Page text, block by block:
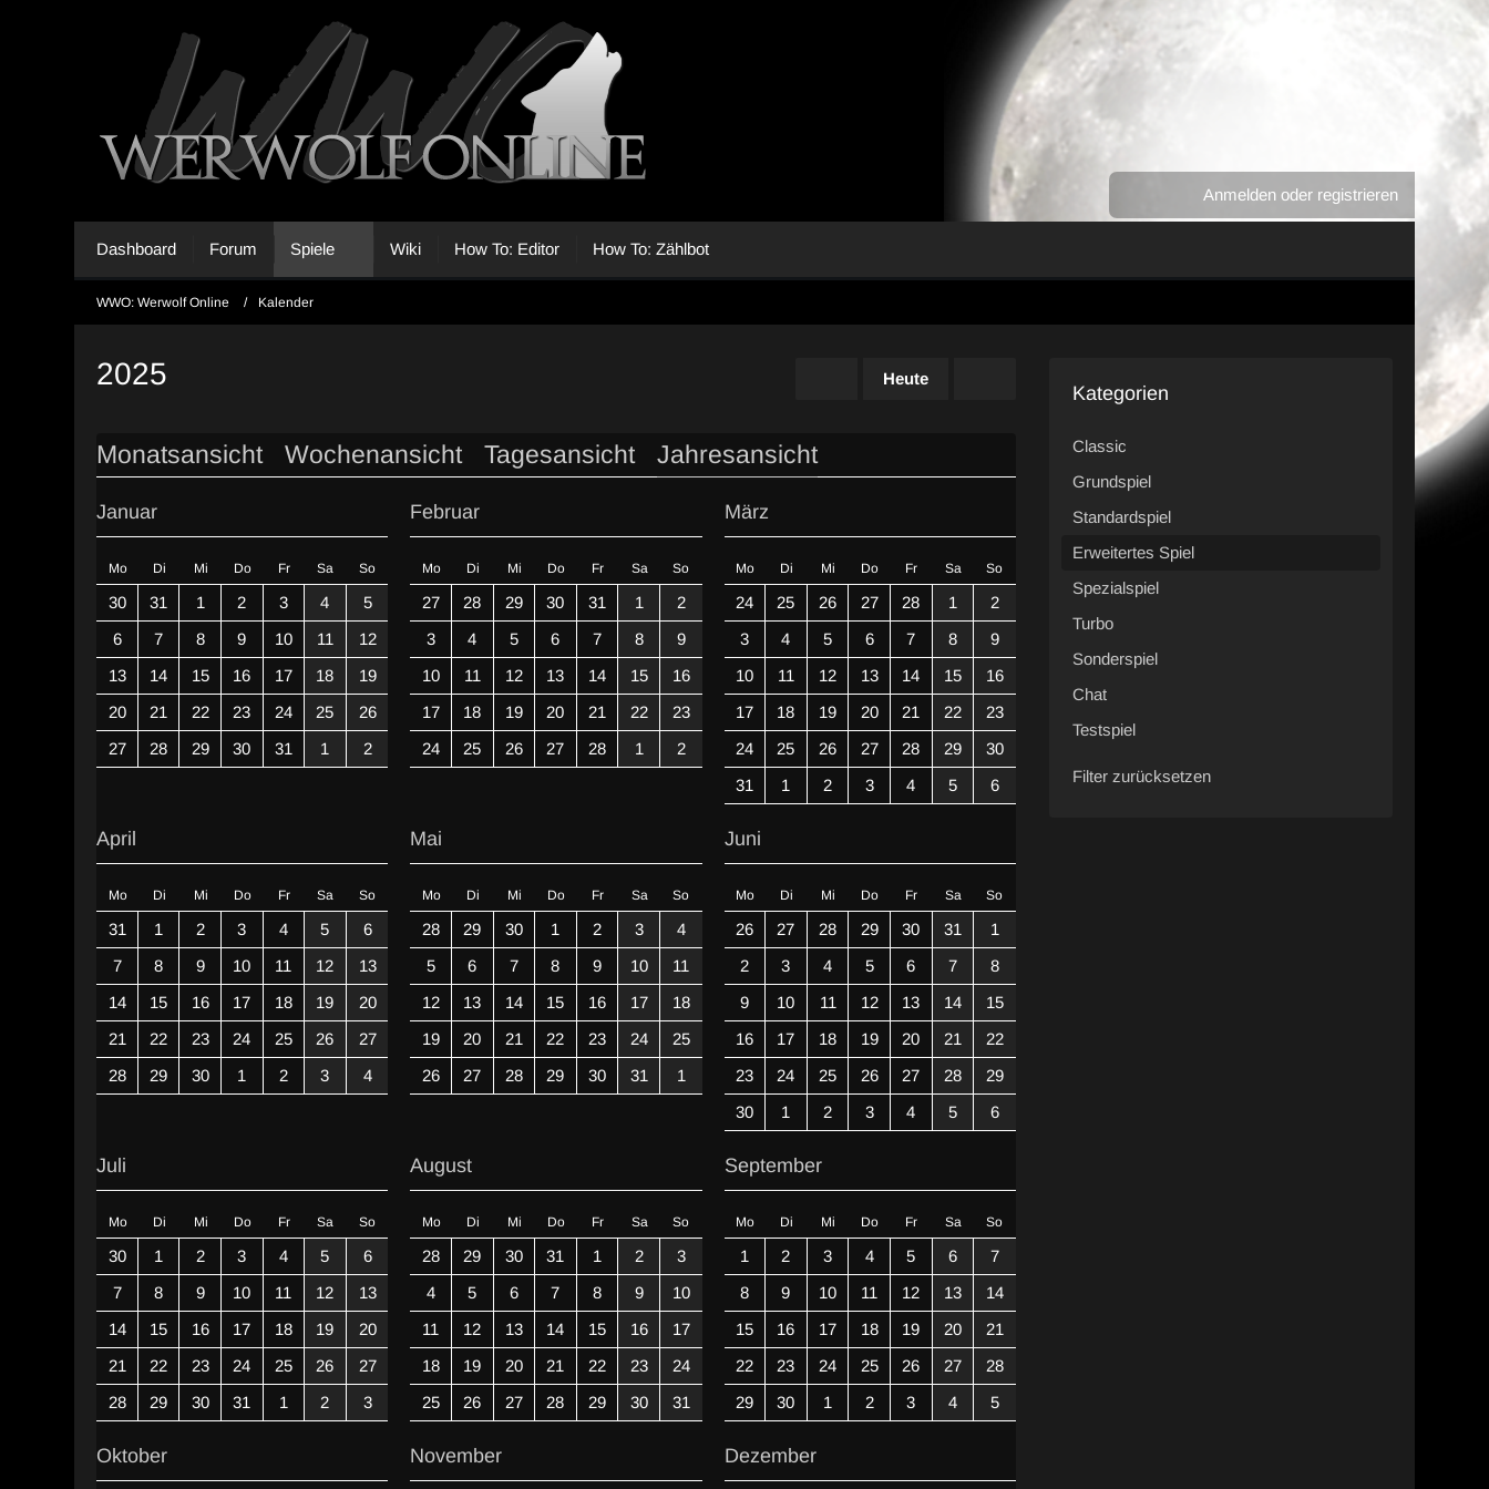
Dashboard Forum Spiele Wiki How To: Editor How To: Zählbot
Anmelden oder registrieren
WWO: Werwolf Online Kalender
2025 Heute
Monatsansicht Wochenansicht Tagesansicht Jahresansicht
Januar
Mo Di Mi Do Fr Sa So
30 31 1 2 3 4
5
6
7 8 9 10 11
12
13
14 15 16 17 18
19
20
21 22 23 24 25
26
27
28 29 30 31 1 2
Februar
Mo Di Mi Do Fr Sa So
27 28 29 30 31 1
2
3
4 5 6 7 8
9
10
11 12 13 14 15
16
17
18 19 20 21 22
23
24
25 26 27 28 1 2
März
Mo Di Mi Do Fr Sa So
24 25 26 27 28 1
2
3
4 5 6 7 8
9
10
11 12 13 14 15
16
17
18 19 20 21 22
23
24
25 26 27 28 29
30
31
1 2 3 4 5 6
April
Mo Di Mi Do Fr Sa So
31 1 2 3 4 5
6
7
8 9 10 11 12
13
14
15 16 17 18 19
20
21
22 23 24 25 26
27
28
29 30 1 2 3 4
Mai
Mo Di Mi Do Fr Sa So
28 29 30 1 2 3
4
5
6 7 8 9 10
11
12
13 14 15 16 17
18
19
20 21 22 23 24
25
26
27 28 29 30 31 1
Juni
Mo Di Mi Do Fr Sa So
26 27 28 29 30 31
1
2
3 4 5 6 7
8
9
10 11 12 13 14
15
16
17 18 19 20 21
22
23
24 25 26 27 28
29
30
1 2 3 4 5 6
Juli
Mo Di Mi Do Fr Sa So
30 1 2 3 4 5
6
7
8 9 10 11 12
13
14
15 16 17 18 19
20
21
22 23 24 25 26
27
28
29 30 31 1 2 3
August
Mo Di Mi Do Fr Sa So
28 29 30 31 1 2
3
4
5 6 7 8 9
10
11
12 13 14 15 16
17
18
19 20 21 22 23
24
25
26 27 28 29 30 31
September
Mo Di Mi Do Fr Sa So
1 2 3 4 5 6
7
8
9 10 11 12 13
14
15
16 17 18 19 20
21
22
23 24 25 26 27
28
29
30 1 2 3 4 5
Oktober November Dezember
Kategorien
Classic
Grundspiel
Standardspiel
Erweitertes Spiel
Spezialspiel
Turbo
Sonderspiel
Chat
Testspiel
Filter zurücksetzen